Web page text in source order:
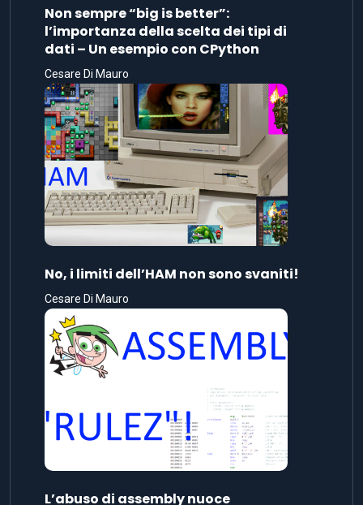
Non sempre “big is better”:
l’importanza della scelta dei tipi di
dati – Un esempio con CPython
Cesare Di Mauro
No, i limiti dell’HAM non sono svaniti!
Cesare Di Mauro
L’abuso di assembly nuoce